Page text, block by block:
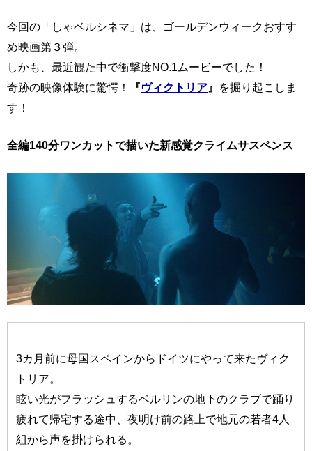
今回の「しゃベルシネマ」は、ゴールデンウィークおすす
め映画第３弾。
しかも、最近観た中で衝撃度NO.1ムービーでした！
奇跡の映像体験に驚愕！
『ヴィクトリア 』
を掘り起こしま
す！
全編140分ワンカットで描いた新感覚クライムサスペンス
3カ月前に母国スペインからドイツにやって来たヴィク
トリア。
眩い光がフラッシュするベルリンの地下のクラブで踊り
疲れて帰宅する途中、夜明け前の路上で地元の若者4人
組から声を掛けられる。